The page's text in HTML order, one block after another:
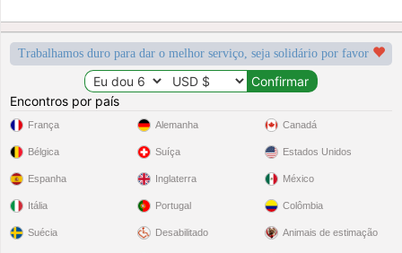
Trabalhamos duro para dar o melhor serviço, seja solidário por favor
Encontros por país
França
Bélgica
Espanha
Itália
Suécia
Alemanha
Suíça
Inglaterra
Portugal
Desabilitado
Canadá
Estados Unidos
México
Colômbia
Animais de estimação